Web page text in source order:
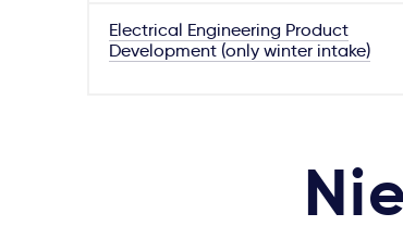
Electrical Engineering Product
Development (only winter intake)